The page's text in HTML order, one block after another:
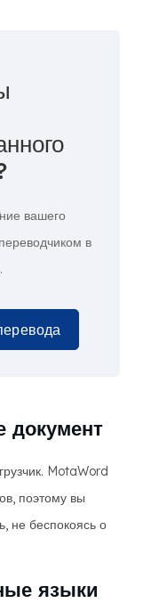
вашего
в
документ
MotaWord
поэтому вы
не беспокоясь о
языки